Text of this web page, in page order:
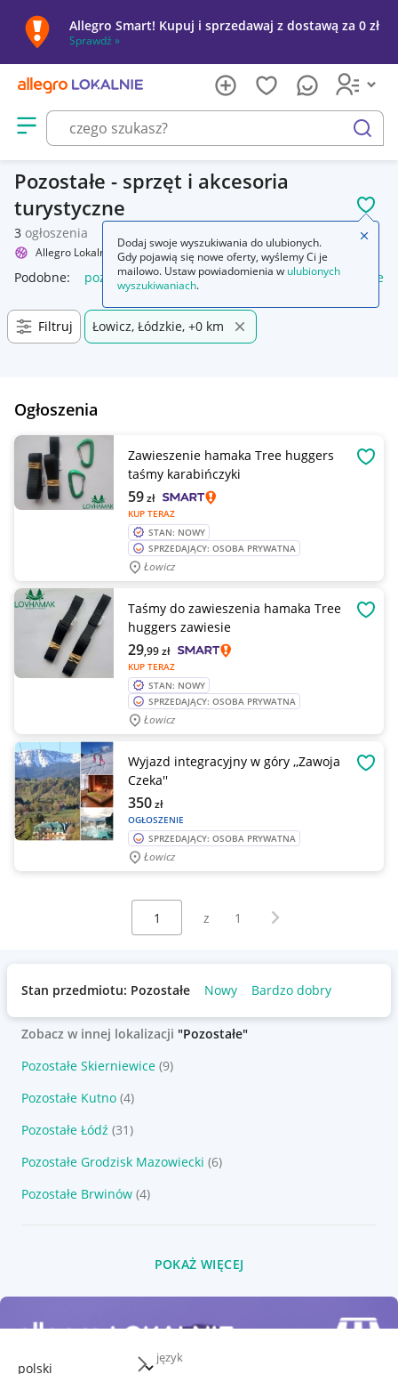
język
Allegro Smart! Kupuj i sprzedawaj z dostawą za 0 zł
Sprawdź »
Otwórz menu z kategoriami
szukaj
Pozostałe - sprzęt i akcesoria
turystyczne
3 ogłoszenia
Allegro Lokalnie Sport i turystyka Turystyka Pozostałe
Podobne: pozostałe łóżka pozostałe pozostałe miasta i
Filtruj Łowicz, Łódzkie, +0 km
Ogłoszenia
Zawieszenie hamaka Tree huggers
taśmy karabińczyki
KUP TERAZ
59zł
STAN: NOWY
SPRZEDAJĄCY: OSOBA PRYWATNA
Łowicz
Taśmy do zawieszenia hamaka Tree
huggers zawiesie
KUP TERAZ
29,99zł
STAN: NOWY
SPRZEDAJĄCY: OSOBA PRYWATNA
Łowicz
Wyjazd integracyjny w góry ,,Zawoja
Czeka''
OGŁOSZENIE
350zł
SPRZEDAJĄCY: OSOBA PRYWATNA
Łowicz
Wybierz stronę:
z 1 Następna strona
Stan przedmiotu: Pozostałe Nowy Bardzo dobry
Zobacz w innej lokalizacji "Pozostałe"
Pozostałe Skierniewice (9)
Pozostałe Kutno (4)
Pozostałe Łódź (31)
Pozostałe Grodzisk Mazowiecki (6)
Pozostałe Brwinów (4)
POKAŻ WIĘCEJ
Dodaj swoje wyszukiwania do ulubionych.
Gdy pojawią się nowe oferty, wyślemy Ci je
mailowo. Ustaw powiadomienia w ulubionych
wyszukiwaniach.